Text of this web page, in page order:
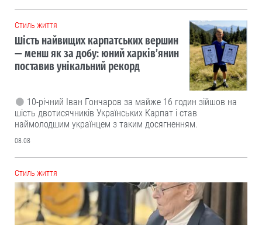
Cтиль життя
Шість найвищих карпатських вершин
— менш як за добу: юний харків’янин
поставив унікальний рекорд
10-річний Іван Гончаров за майже 16 годин зійшов на
шість двотисячників Українських Карпат і став
наймолодшим українцем з таким досягненням.
08.08
Cтиль життя